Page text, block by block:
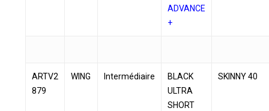
ADVANCE
+
ARTV2
879
WING Intermédiaire
BLACK
ULTRA
SHORT
SKINNY 40